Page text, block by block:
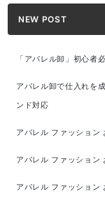
NEW POST
「アパレル卸」初心者
アパレル卸で仕入れを
ンド対応
アパレル ファッション
アパレル ファッション
アパレル ファッション